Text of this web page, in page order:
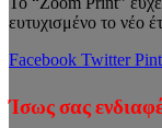
ευτυχισμένο το νέο
Facebook Twitter
Ίσως σας